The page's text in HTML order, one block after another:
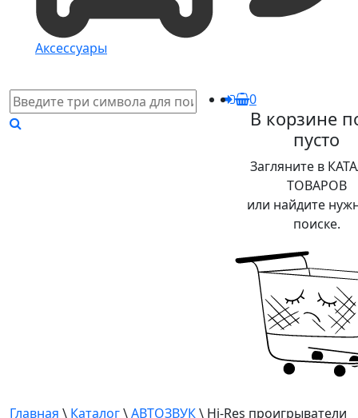
Аксессуары
0
В корзине
пусто
Загляните в
ТОВАРОВ
или найдите
поиске.
Главная \ Каталог\АВТОЗВУК\ Hi-Res проигрыватели